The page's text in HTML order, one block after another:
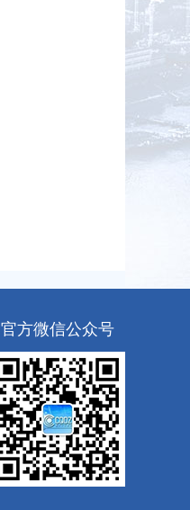
官方微信公众号